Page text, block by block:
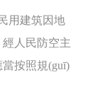
用建筑因地
經人民防空主
當按照規(guī)